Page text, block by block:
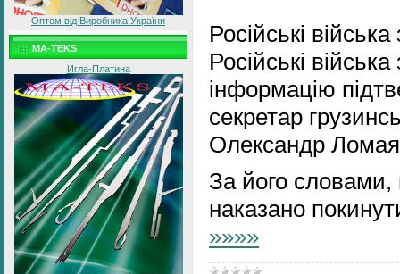
Оптом від Виробника України
MA-TEKS
Игла-Платина
Російські
Російські
інформацію
секретар
Олександр
За його словами,
наказано
»»»»